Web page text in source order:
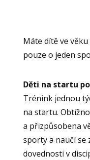
Máte dítě ve
pouze o jeden
Děti na startu
Trénink jednou
na startu.
a přizpůsobena
sporty a naučí se
dovednosti v